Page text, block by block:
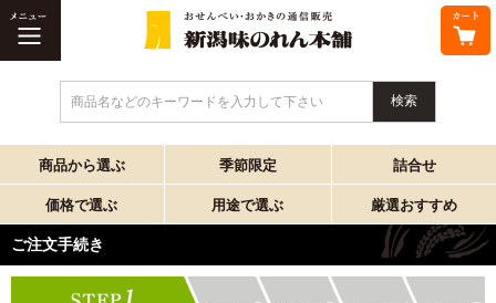
商品名などのキーワードを入力して下さい
商品から選ぶ 季節限定 詰合せ
価格で選ぶ 用途で選ぶ 厳選おすすめ
ご注文手続き